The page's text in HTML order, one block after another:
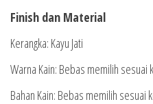
Finish dan Material
Kerangka: Kayu Jati
Warna Kain: Bebas memilih
Bahan Kain: Bebas memilih sesuai